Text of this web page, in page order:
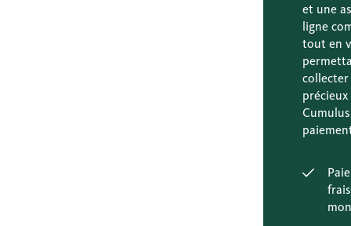
et une
ligne
tout en
collecter